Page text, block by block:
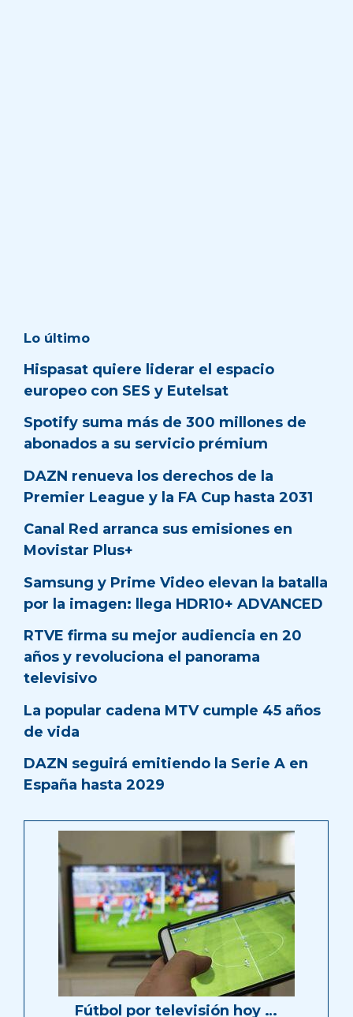
Lo último
Hispasat quiere liderar el espacio
europeo con SES y Eutelsat
Spotify suma más de 300 millones de
abonados a su servicio prémium
DAZN renueva los derechos de la
Premier League y la FA Cup hasta 2031
Canal Red arranca sus emisiones en
Movistar Plus+
Samsung y Prime Video elevan la batalla
por la imagen: llega HDR10+ ADVANCED
RTVE firma su mejor audiencia en 20
años y revoluciona el panorama
televisivo
La popular cadena MTV cumple 45 años
de vida
DAZN seguirá emitiendo la Serie A en
España hasta 2029
Fútbol por televisión hoy …